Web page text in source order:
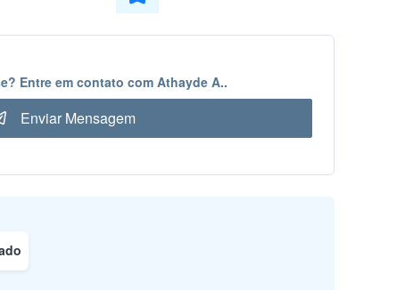
Entre em contato com Athayde A..
Enviar Mensagem